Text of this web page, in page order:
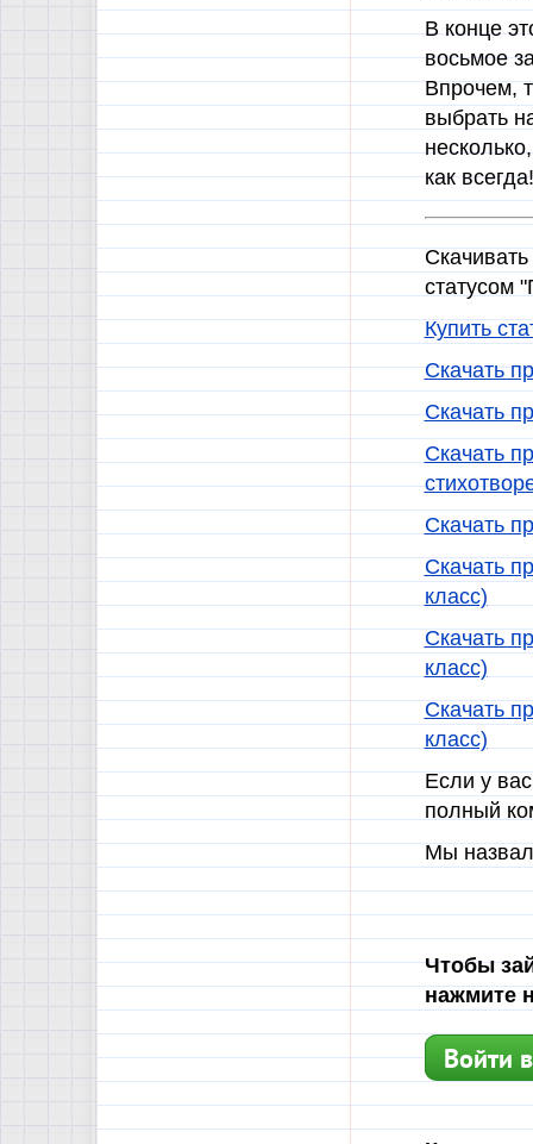
В конце
восьмое
Впрочем,
выбрать
как
статусом
Купить
Скачать
Скачать
Скачать
Скачать
Скачать
класс)
Скачать
класс)
Скачать
класс)
Если у
полный
Мы
Чтобы
нажмите
Войти